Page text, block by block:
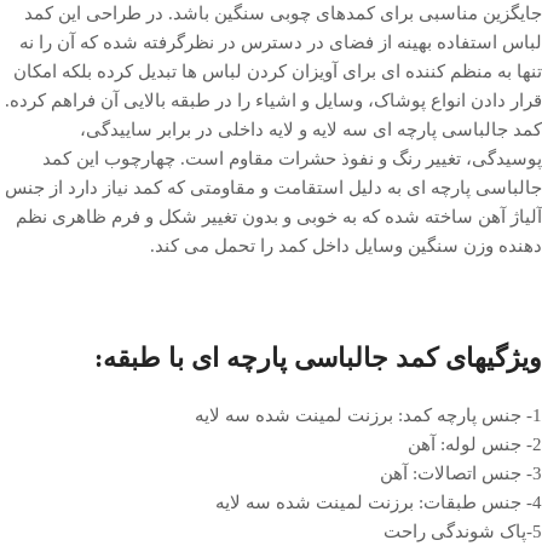
جایگزین مناسبی برای کمدهای چوبی سنگین باشد. در طراحی این کمد
لباس استفاده بهینه از فضای در دسترس در نظرگرفته شده که آن را نه
تنها به منظم کننده ای برای آویزان کردن لباس ها تبدیل کرده بلکه امکان
قرار دادن انواع پوشاک، وسایل و اشیاء را در طبقه بالایی آن فراهم کرده.
کمد جالباسی پارچه ای سه لایه و لایه داخلی در برابر ساییدگی،
پوسیدگی، تغییر رنگ و نفوذ حشرات مقاوم است. چهارچوب این کمد
جالباسی پارچه ای به دلیل استقامت و مقاومتی که کمد نیاز دارد از جنس
آلیاژ آهن ساخته شده که به خوبی و بدون تغییر شکل و فرم ظاهری نظم
دهنده وزن سنگین وسایل داخل کمد را تحمل می کند.
ویژگیهای کمد جالباسی پارچه ای با طبقه:
1- جنس پارچه کمد: برزنت لمینت شده سه لایه
2- جنس لوله: آهن
3- جنس اتصالات: آهن
4- جنس طبقات: برزنت لمینت شده سه لایه
5-پاک شوندگی راحت